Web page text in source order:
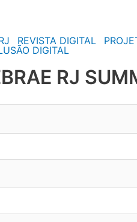
REVISTA DIGITAL
DIGITAL
RJ